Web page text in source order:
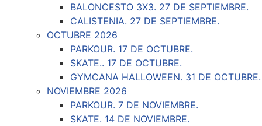
BALONCESTO 3X3. 27 DE SEPTIEMBRE.
CALISTENIA. 27 DE SEPTIEMBRE.
OCTUBRE 2026
PARKOUR. 17 DE OCTUBRE.
SKATE.. 17 DE OCTUBRE.
GYMCANA HALLOWEEN. 31 DE OCTUBRE.
NOVIEMBRE 2026
PARKOUR. 7 DE NOVIEMBRE.
SKATE. 14 DE NOVIEMBRE.